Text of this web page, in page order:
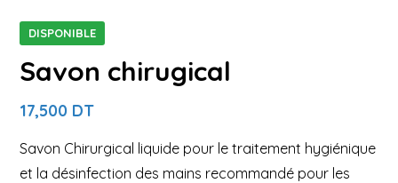
DISPONIBLE
Savon chirugical
17,500 DT
Savon Chirurgical liquide pour le traitement hygiénique
et la désinfection des mains recommandé pour les